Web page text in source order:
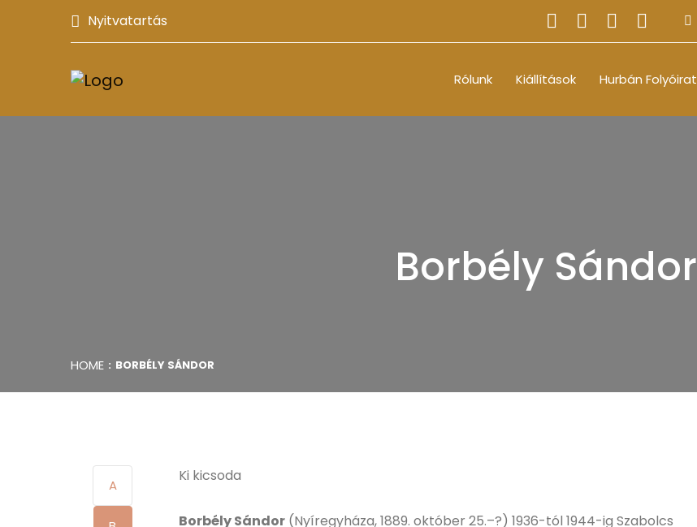
Nyitvatartás
Rólunk Kiállítások Hurbán Folyóirat
Borbély Sándor
HOME BORBÉLY SÁNDOR
A
Ki kicsoda
Borbély Sándor (Nyíregyháza, 1889. október 25.–?) 1936-tól 1944-ig Szabolcs